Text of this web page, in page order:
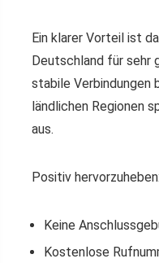
Ein klarer Vorteil ist
Deutschland für sehr
stabile Verbindungen
ländlichen Regionen
aus.
Positiv hervorzuheben:
Keine
Kostenlose